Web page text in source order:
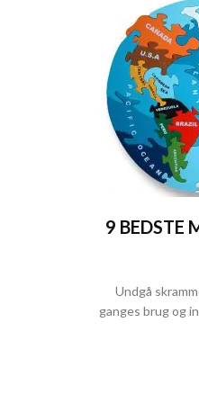
9 BEDSTE
Undgå
ganges brug og